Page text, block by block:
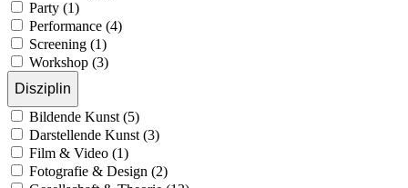
Party (1)
Performance (4)
Screening (1)
Workshop (3)
Disziplin
Bildende Kunst (5)
Darstellende Kunst (3)
Film & Video (1)
Fotografie & Design (2)